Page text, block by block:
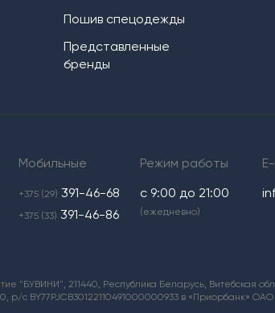
Пошив спецодежды
Представленные
бренды
Мобильные
+375 (29) 391-46-68
+375 (33) 391-46-86
Режим работы
с 9:00 до 21:00
(ежедневно)
"БУВИНИ", 211440, Республика Беларусь, Витебская
р/с BY77PJCB30122110491000000933 в «Приорбанк»